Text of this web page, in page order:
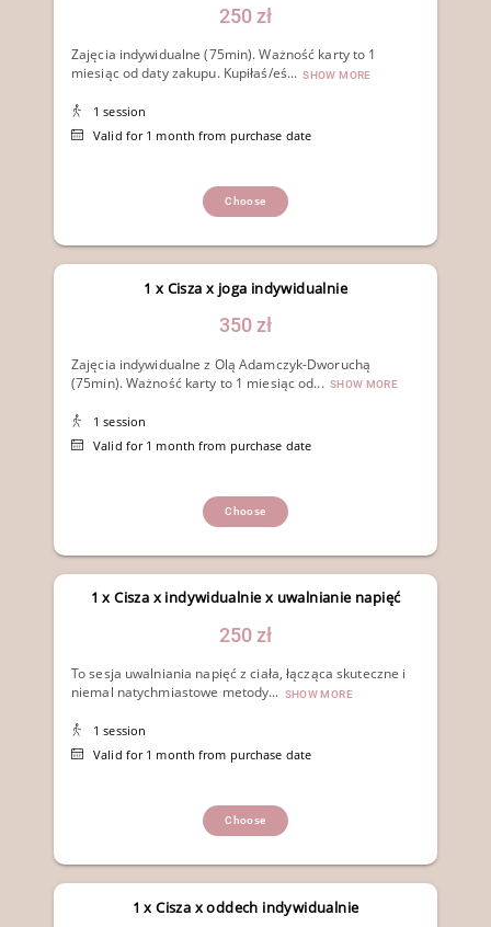
250 zł
Zajęcia indywidualne (75min). Ważność karty to 1
miesiąc od daty zakupu. Kupiłaś/eś... SHOW MORE
1 session
Valid for 1 month from purchase date
Choose
1 x Cisza x joga indywidualnie
350 zł
Zajęcia indywidualne z Olą Adamczyk-Dworuchą
(75min). Ważność karty to 1 miesiąc od... SHOW MORE
1 session
Valid for 1 month from purchase date
Choose
1 x Cisza x indywidualnie x uwalnianie napięć
250 zł
To sesja uwalniania napięć z ciała, łącząca skuteczne i
niemal natychmiastowe metody... SHOW MORE
1 session
Valid for 1 month from purchase date
Choose
1 x Cisza x oddech indywidualnie